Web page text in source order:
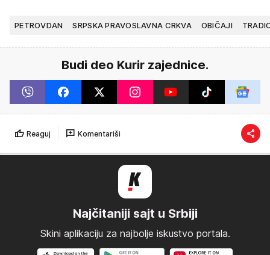
PETROVDAN SRPSKA PRAVOSLAVNA CRKVA OBIČAJI
Budi deo Kurir zajednice.
Reaguj Komentariši
Najčitaniji sajt u Srbiji
Skini aplikaciju za najbolje iskustvo portala.